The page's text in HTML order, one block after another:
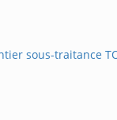
sous-traitance